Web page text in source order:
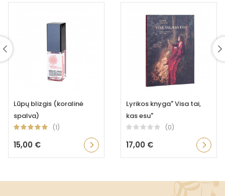
Lūpų blizgis (koralinė
spalva)
(1)
15,00 €
Lyrikos knyga" Visa tai,
kas esu"
(0)
17,00 €